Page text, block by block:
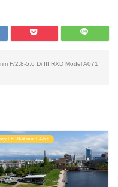
F/2.8-5.6 Di III RXD Model A071
FE 28-60mm F4-5.6